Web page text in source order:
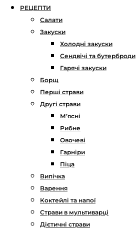
РЕЦЕПТИ
Салати
Закуски
Холодні закуски
Сендвічі та бутерброди
Гарячі закуски
Борщ
Перші страви
Другі страви
М’ясні
Рибне
Овочеві
Гарніри
Піца
Випічка
Варення
Коктейлі та напої
Страви в мультиварці
Дієтичні страви